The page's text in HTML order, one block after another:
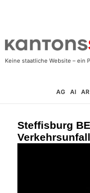
AG AI AR
Steffisburg